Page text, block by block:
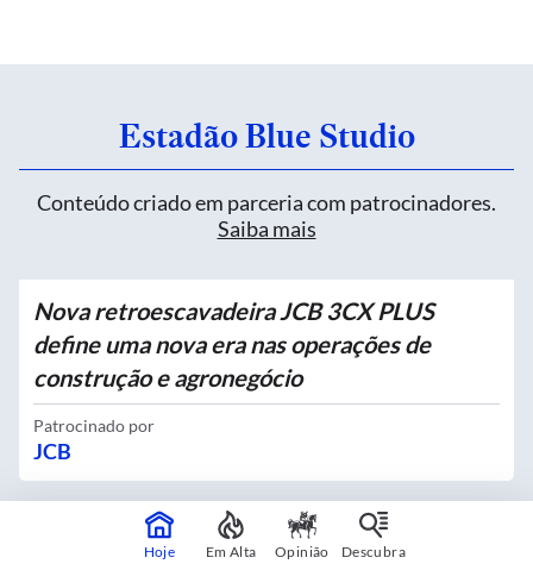
Estadão Blue Studio
Conteúdo criado em parceria com patrocinadores.
Saiba mais
Nova retroescavadeira JCB 3CX PLUS
define uma nova era nas operações de
construção e agronegócio
Patrocinado por
JCB
Quatro novos Bosques Urbanos recebem
Hoje Em Alta Opinião Descubra